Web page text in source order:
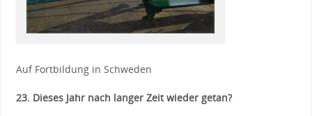
Auf Fortbildung in Schweden
23. Dieses Jahr nach langer Zeit wieder getan?